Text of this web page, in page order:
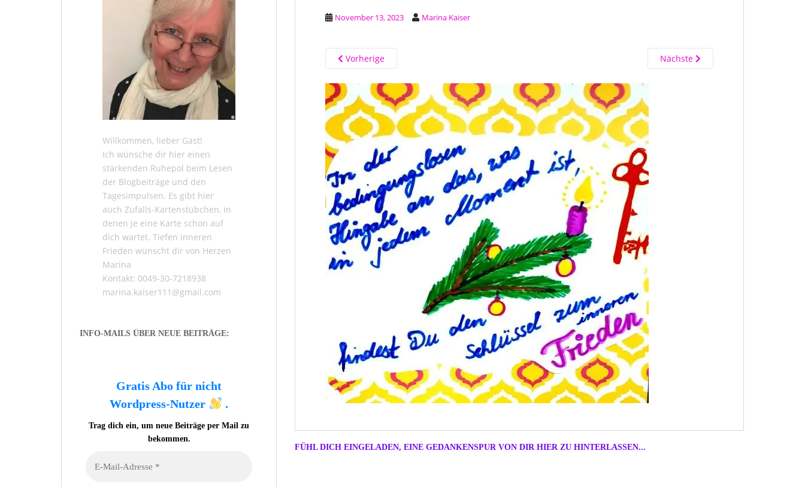
November 13, 2023 Marina Kaiser
Vorherige Nächste
FÜHL DICH EINGELADEN, EINE GEDANKENSPUR VON DIR HIER ZU HINTERLASSEN...
Willkommen, lieber Gast!
Ich wünsche dir hier einen
stärkenden Ruhepol beim Lesen
der Blogbeiträge und den
Tagesimpulsen. Es gibt hier
auch Zufalls-Kartenstübchen, in
denen je eine Karte schon auf
dich wartet. Tiefen inneren
Frieden wünscht dir von Herzen
Marina
Kontakt: 0049-30-7218938
marina.kaiser111@gmail.com
INFO-MAILS ÜBER NEUE BEITRÄGE:
Gratis Abo für nicht
Wordpress-Nutzer
.
Trag dich ein, um neue Beiträge per Mail zu
bekommen.